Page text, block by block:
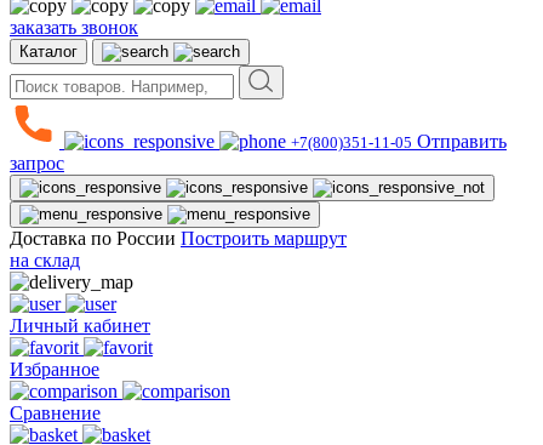
заказать звонок
Каталог
+7(800)351-11-05 Отправить
запрос
Доставка по России Построить маршрут
на склад
Личный кабинет
Избранное
Сравнение